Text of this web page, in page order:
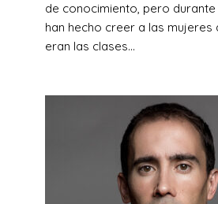
de conocimiento, pero
han hecho creer a las mujeres
eran las clases...